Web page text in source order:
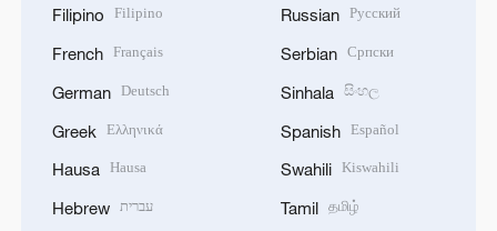
Filipino Filipino
French Français
German Deutsch
Greek Ελληνικά
Hausa Hausa
Hebrew עברית
Russian Русский
Serbian Српски
Sinhala සිංහල
Spanish Español
Swahili Kiswahili
Tamil தமிழ்